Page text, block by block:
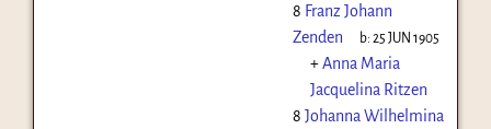
8 Franz Johann
Zenden
b:25 JUN 1905
+Anna Maria
Jacquelina Ritzen
8 Johanna Wilhelmina